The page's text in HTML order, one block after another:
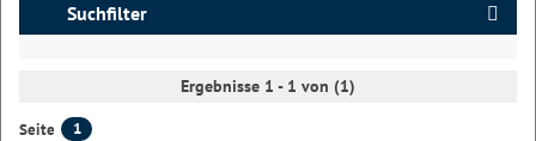
Suchfilter
Ergebnisse 1 - 1 von (1)
Seite
1